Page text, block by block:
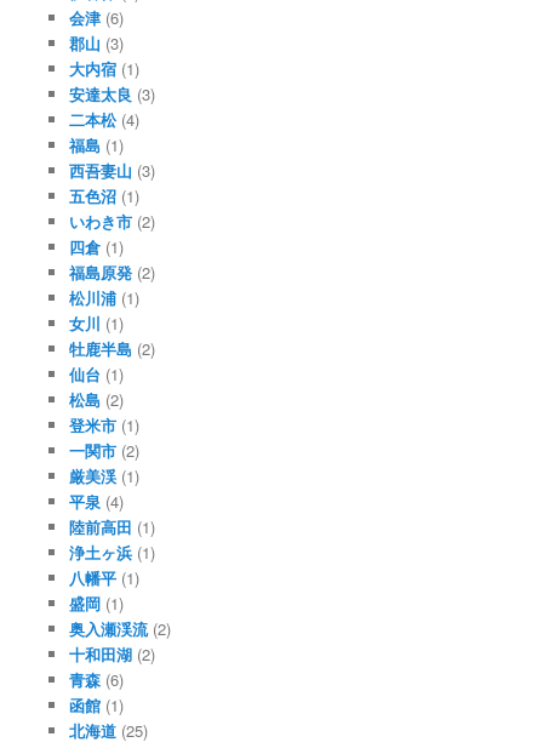
会津(6)
郡山 (3)
大内宿(1)
安達太良 (3)
二本松(4)
福島(1)
西吾妻山 (3)
五色沼(1)
いわき市(2)
四倉(1)
福島原発(2)
松川浦(1)
女川 (1)
牡鹿半島(2)
仙台 (1)
松島(2)
登米市(1)
一関市(2)
厳美渓(1)
平泉(4)
陸前高田 (1)
浄土ヶ浜(1)
八幡平(1)
盛岡(1)
奥入瀬渓流(2)
十和田湖(2)
青森(6)
函館(1)
北海道(25)